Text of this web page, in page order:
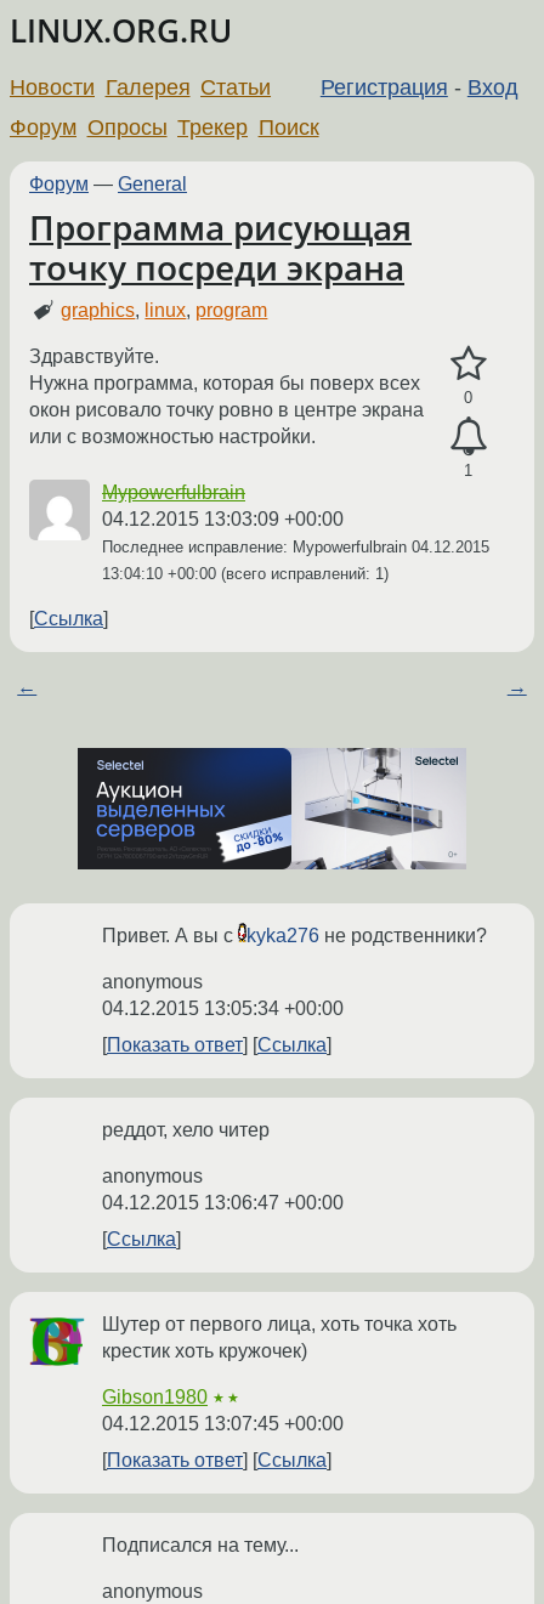
LINUX.ORG.RU
Регистрация - Вход
Новости Галерея Статьи
Форум Опросы Трекер Поиск
Форум — General
Программа рисующая
точку посреди экрана
graphics, linux, program
0
1
Здравствуйте.
Нужна программа, которая бы поверх всех
окон рисовало точку ровно в центре экрана
или с возможностью настройки.
Mypowerfulbrain
04.12.2015 13:03:09 +00:00
Последнее исправление: Mypowerfulbrain 04.12.2015
13:04:10 +00:00 (всего исправлений: 1)
Ссылка
← →
Привет. А вы с kyka276 не родственники?
anonymous
04.12.2015 13:05:34 +00:00
Показать ответ
Ссылка
реддот, хело читер
anonymous
04.12.2015 13:06:47 +00:00
Ссылка
Шутер от первого лица, хоть точка хоть
крестик хоть кружочек)
Gibson1980 ★★
04.12.2015 13:07:45 +00:00
Показать ответ
Ссылка
Подписался на тему...
anonymous